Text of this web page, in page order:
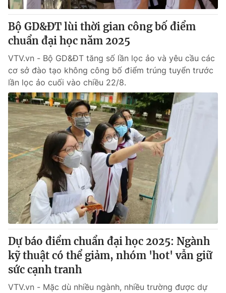
Bộ GD&ĐT lùi thời gian công bố điểm
chuẩn đại học năm 2025
VTV.vn - Bộ GD&ĐT tăng số lần lọc ảo và yêu cầu các
cơ sở đào tạo không công bố điểm trúng tuyển trước
lần lọc ảo cuối vào chiều 22/8.
Dự báo điểm chuẩn đại học 2025: Ngành
kỹ thuật có thể giảm, nhóm 'hot' vẫn giữ
sức cạnh tranh
VTV.vn - Mặc dù nhiều ngành, nhiều trường được dự